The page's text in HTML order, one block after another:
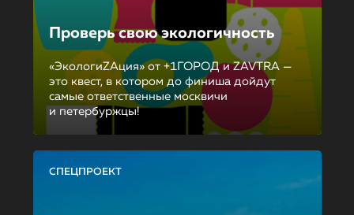
Проверь свою экологичность
«ЭкологиZAция» от +1ГОРОД и ZAVTRA —
это квест, в котором до финиша дойдут
самые ответственные москвичи
и петербуржцы!
СПЕЦПРОЕКТ